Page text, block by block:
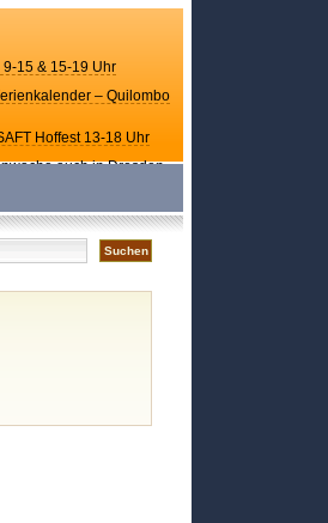
9-15 & 15-19 Uhr
– Quilombo
Hoffest 13-18 Uhr
auch in Dresden